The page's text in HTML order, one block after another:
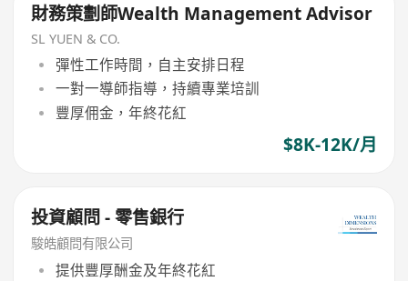
財務策劃師Wealth Management Advisor
SL YUEN & CO.
彈性工作時間，自主安排日程
一對一導師指導，持續專業培訓
豐厚佣金，年終花紅
$8K-12K/月
投資顧問 - 零售銀行
駿皓顧問有限公司
提供豐厚酬金及年終花紅